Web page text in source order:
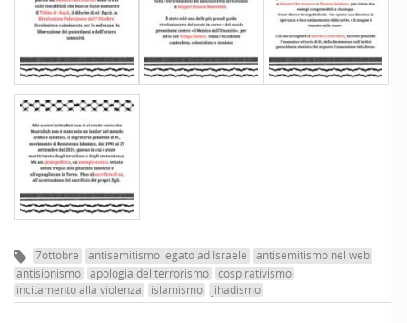
7ottobre antisemitismo legato ad Israele
antisemitismo nel web
antisionismo
apologia del terrorismo
cospirativismo
incitamento alla violenza
islamismo jihadismo